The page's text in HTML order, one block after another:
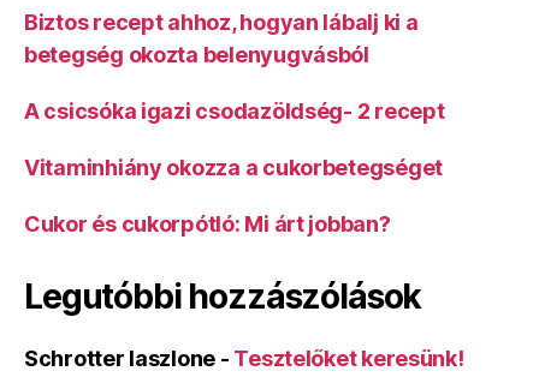
Biztos recept ahhoz, hogyan lábalj ki a
betegség okozta belenyugvásból
A csicsóka igazi csodazöldség- 2 recept
Vitaminhiány okozza a cukorbetegséget
Cukor és cukorpótló: Mi árt jobban?
Legutóbbi hozzászólások
Schrotter laszlone - Tesztelőket keresünk!